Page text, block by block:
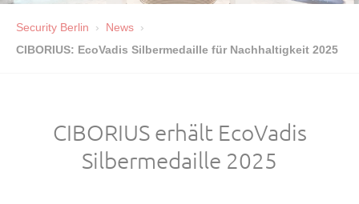
Security Berlin
News
CIBORIUS: EcoVadis Silbermedaille für Nachhaltigkeit 2025
CIBORIUS erhält EcoVadis
Silbermedaille 2025